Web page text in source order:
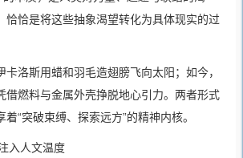
恰恰是将这些抽象渴望转化为具体现实的过
卡洛斯用蜡和羽毛造翅膀飞向太阳；如今，
借燃料与金属外壳挣脱地心引力。两者形式
“突破束缚、探索远方”的精神内核。
入人文温度